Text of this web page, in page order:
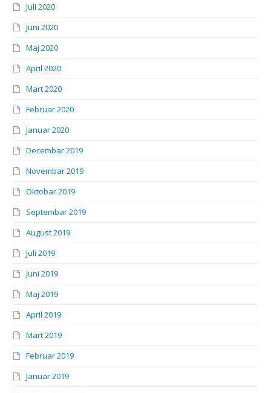
Juli 2020
Juni 2020
Maj 2020
April 2020
Mart 2020
Februar 2020
Januar 2020
Decembar 2019
Novembar 2019
Oktobar 2019
Septembar 2019
August 2019
Juli 2019
Juni 2019
Maj 2019
April 2019
Mart 2019
Februar 2019
Januar 2019